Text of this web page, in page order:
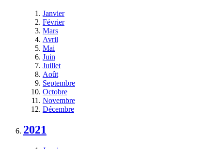
Janvier
Février
Mars
Avril
Mai
Juin
Juillet
Août
Septembre
Octobre
Novembre
Décembre
2021